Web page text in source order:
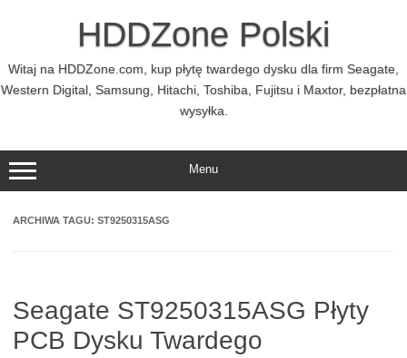
HDDZone Polski
Witaj na HDDZone.com, kup płytę twardego dysku dla firm Seagate,
Western Digital, Samsung, Hitachi, Toshiba, Fujitsu i Maxtor, bezpłatna
wysyłka.
Menu
ARCHIWA TAGU: ST9250315ASG
Seagate ST9250315ASG Płyty
PCB Dysku Twardego